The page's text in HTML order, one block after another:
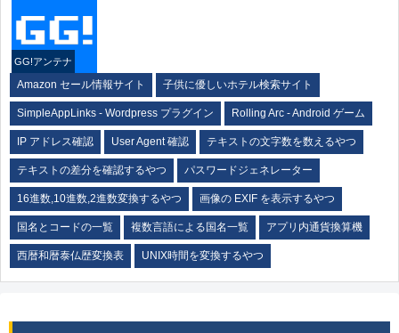
GG!アンテナ
Amazon セール情報サイト 子供に優しいホテル検索サイト
SimpleAppLinks - Wordpress プラグイン Rolling Arc - Android ゲーム
IP アドレス確認 User Agent 確認 テキストの文字数を数えるやつ
テキストの差分を確認するやつ パスワードジェネレーター
16進数,10進数,2進数変換するやつ 画像の EXIF を表示するやつ
国名とコードの一覧 複数言語による国名一覧 アプリ内通貨換算機
西暦和暦泰仏歴変換表 UNIX時間を変換するやつ